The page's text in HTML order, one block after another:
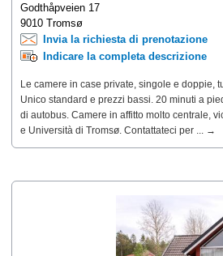
Godthåpveien 17
9010 Tromsø
Invia la richiesta di prenotazione
Indicare la completa descrizione
Le camere in case private, singole e doppie,
Unico standard e prezzi bassi. 20 minuti a
di autobus. Camere in affitto molto centrale,
e Università di Tromsø. Contattateci per ... →